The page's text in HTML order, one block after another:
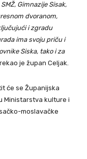
Gimnazije Sisak,
dvoranom,
i zgradu
ima svoju priču i
Siska, tako i za
rekao je župan Celjak.
će se Županijska
Ministarstva kulture i
moslavačke